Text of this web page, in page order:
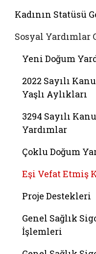
Kadının Statüsü
Sosyal Yardımlar
Yeni Doğum
2022 Sayılı
Yaşlı Aylıkları
3294 Sayılı
Yardımlar
Çoklu Doğum
Eşi Vefat Etmiş
Proje Destekleri
Genel Sağlık
İşlemleri